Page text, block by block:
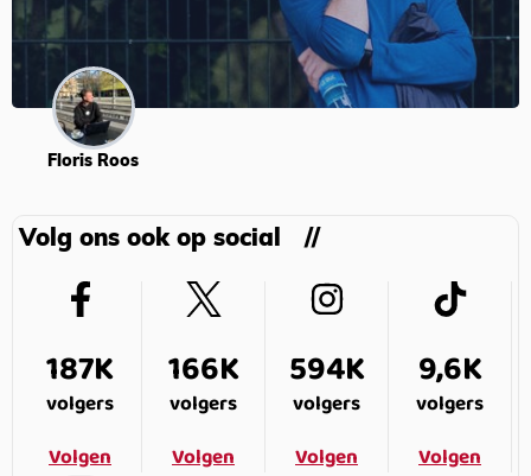
Floris Roos
Volg ons ook op social
187K
volgers
Volgen
166K
volgers
Volgen
594K
volgers
Volgen
9,6K
volgers
Volgen